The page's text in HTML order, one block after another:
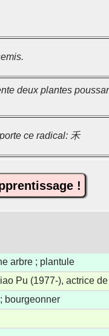
deux plantes
ce radical: 禾
!
arbre ; plantule
Pu (1977-), actrice
bourgeonner